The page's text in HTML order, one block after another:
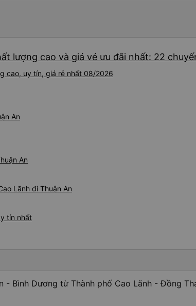
lượng cao và giá vé ưu đãi nhất: 22
cao, uy tín, giá rẻ nhất 08/2026
An
An
Lãnh đi Thuận An
tín nhất
- Bình Dương từ Thành phố Cao Lãnh - Đồng